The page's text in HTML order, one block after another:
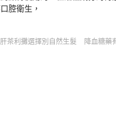
腔衛生，
茶利攤選擇別自然生髮
降血糖藥